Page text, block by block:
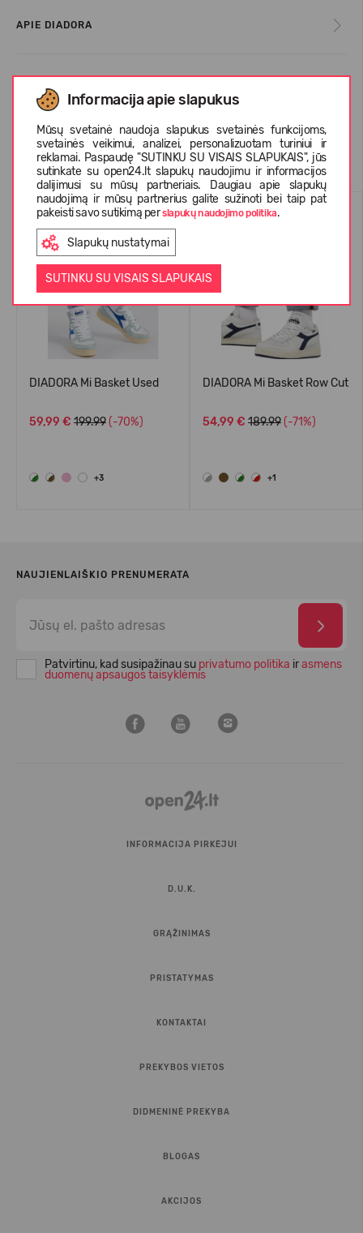
Informacija apie slapukus
Mūsų svetainė naudoja slapukus svetainės funkcijoms,
svetainės veikimui, analizei, personalizuotam turiniui ir
reklamai. Paspaudę "SUTINKU SU VISAIS SLAPUKAIS", jūs
sutinkate su open24.lt slapukų naudojimu ir informacijos
dalijimusi su mūsų partneriais. Daugiau apie slapukų
naudojimą ir mūsų partnerius galite sužinoti bei taip pat
pakeisti savo sutikimą perslapukų naudojimo politika.
Slapukų nustatymai
SUTINKU SU VISAIS SLAPUKAIS
APIE DIADORA
Panašios prekės
-70%
DIADORA Mi Basket Used
59,99 € 199.99 (-70%)
+3
-71%
DIADORA Mi Basket Row Cut
54,99 € 189.99 (-71%)
+1
NAUJIENLAIŠKIO PRENUMERATA
Patvirtinu, kad susipažinau su privatumo politika irasmens
duomenų apsaugos taisyklėmis
INFORMACIJA PIRKĖJUI
D.U.K.
GRĄŽINIMAS
PRISTATYMAS
KONTAKTAI
PREKYBOS VIETOS
DIDMENINĖ PREKYBA
BLOGAS
AKCIJOS